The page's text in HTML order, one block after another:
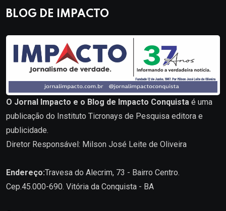
BLOG DE IMPACTO
O Jornal Impacto e o Blog de Impacto Conquista é uma
publicação do Instituto Ticronays de Pesquisa editora e
publicidade.
Diretor Responsável: Milson José Leite de Oliveira
Endereço:Travesa do Alecrim, 73 - Bairro Centro.
Cep.45.000-690. Vitória da Conquista - BA